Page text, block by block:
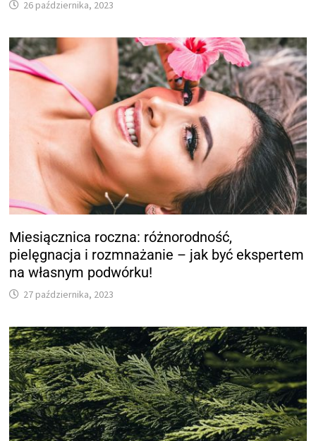
26 października, 2023
Miesiącznica roczna: różnorodność,
pielęgnacja i rozmnażanie – jak być ekspertem
na własnym podwórku!
27 października, 2023